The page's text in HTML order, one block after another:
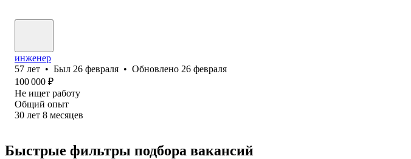
инженер
57 лет • Был 26 февраля • Обновлено 26 февраля
100 000 ₽
Не ищет работу
Общий опыт
30 лет 8 месяцев
Быстрые фильтры подбора вакансий